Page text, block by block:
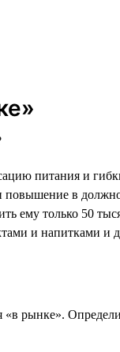
питания и
повышение в
ему только 50
и напитками
рынке».